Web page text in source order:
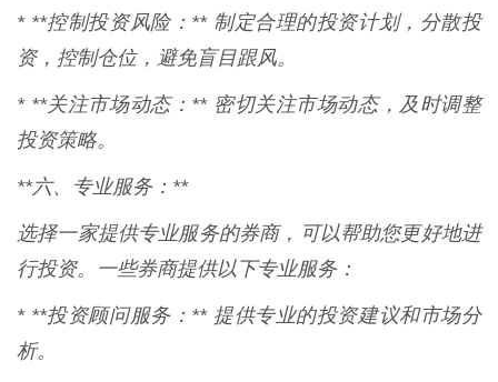
* **控制投资风险：** 制定合理的投资计划，分散投
资，控制仓位，避免盲目跟风。
* **关注市场动态：** 密切关注市场动态，及时调整
投资策略。
**六、专业服务：**
选择一家提供专业服务的券商，可以帮助您更好地进
行投资。一些券商提供以下专业服务：
* **投资顾问服务：** 提供专业的投资建议和市场分
析。